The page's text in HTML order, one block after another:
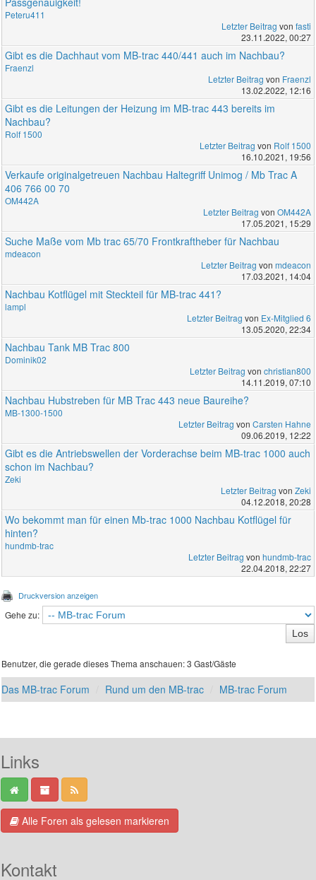
Peteru411
Letzter Beitrag von fasti
23.11.2022, 00:27
Gibt es die Dachhaut vom MB-trac 440/441 auch im Nachbau?
Fraenzl
Letzter Beitrag von Fraenzl
13.02.2022, 12:16
Gibt es die Leitungen der Heizung im MB-trac 443 bereits im
Nachbau?
Rolf 1500
Letzter Beitrag von Rolf 1500
16.10.2021, 19:56
Verkaufe originalgetreuen Nachbau Haltegriff Unimog / Mb Trac A
406 766 00 70
OM442A
Letzter Beitrag von OM442A
17.05.2021, 15:29
Suche Maße vom Mb trac 65/70 Frontkraftheber für Nachbau
mdeacon
Letzter Beitrag von mdeacon
17.03.2021, 14:04
Nachbau Kotflügel mit Steckteil für MB-trac 441?
lampl
Letzter Beitrag von Ex-Mitglied 6
13.05.2020, 22:34
Nachbau Tank MB Trac 800
Dominik02
Letzter Beitrag von christian800
14.11.2019, 07:10
Nachbau Hubstreben für MB Trac 443 neue Baureihe?
MB-1300-1500
Letzter Beitrag von Carsten Hahne
09.06.2019, 12:22
Gibt es die Antriebswellen der Vorderachse beim MB-trac 1000 auch
schon im Nachbau?
Zeki
Letzter Beitrag von Zeki
04.12.2018, 20:28
Wo bekommt man für einen Mb-trac 1000 Nachbau Kotflügel für
hinten?
hundmb-trac
Letzter Beitrag von hundmb-trac
22.04.2018, 22:27
Druckversion anzeigen
Gehe zu:
Benutzer, die gerade dieses Thema anschauen: 3 Gast/Gäste
Das MB-trac Forum Rund um den MB-trac MB-trac Forum
Links
Alle Foren als gelesen markieren
Kontakt